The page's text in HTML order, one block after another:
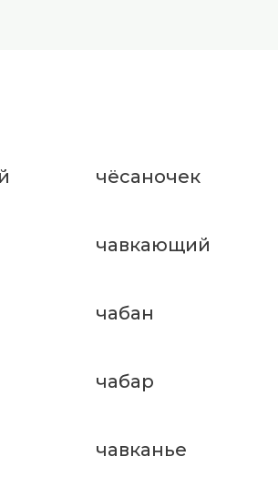
чёсаночек
чавкающий
чабан
чабар
чавканье